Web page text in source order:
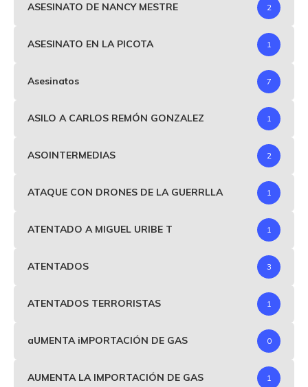
ASESINATO DE NANCY MESTRE 2
ASESINATO EN LA PICOTA 1
Asesinatos 7
ASILO A CARLOS REMÓN GONZALEZ 1
ASOINTERMEDIAS 2
ATAQUE CON DRONES DE LA GUERRLLA 1
ATENTADO A MIGUEL URIBE T 1
ATENTADOS 3
ATENTADOS TERRORISTAS 1
aUMENTA iMPORTACIÓN DE GAS 0
AUMENTA LA IMPORTACIÓN DE GAS 1